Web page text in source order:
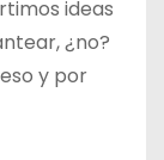
ideas
¿no?
y por